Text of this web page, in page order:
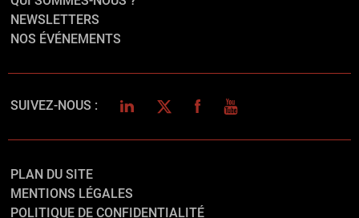
NEWSLETTERS
NOS ÉVÉNEMENTS
SUIVEZ-NOUS : LINKEDINTWITTERFACEBOOK
YOUTUBE
PLAN DU SITE
MENTIONS LÉGALES
POLITIQUE DE CONFIDENTIALITÉ